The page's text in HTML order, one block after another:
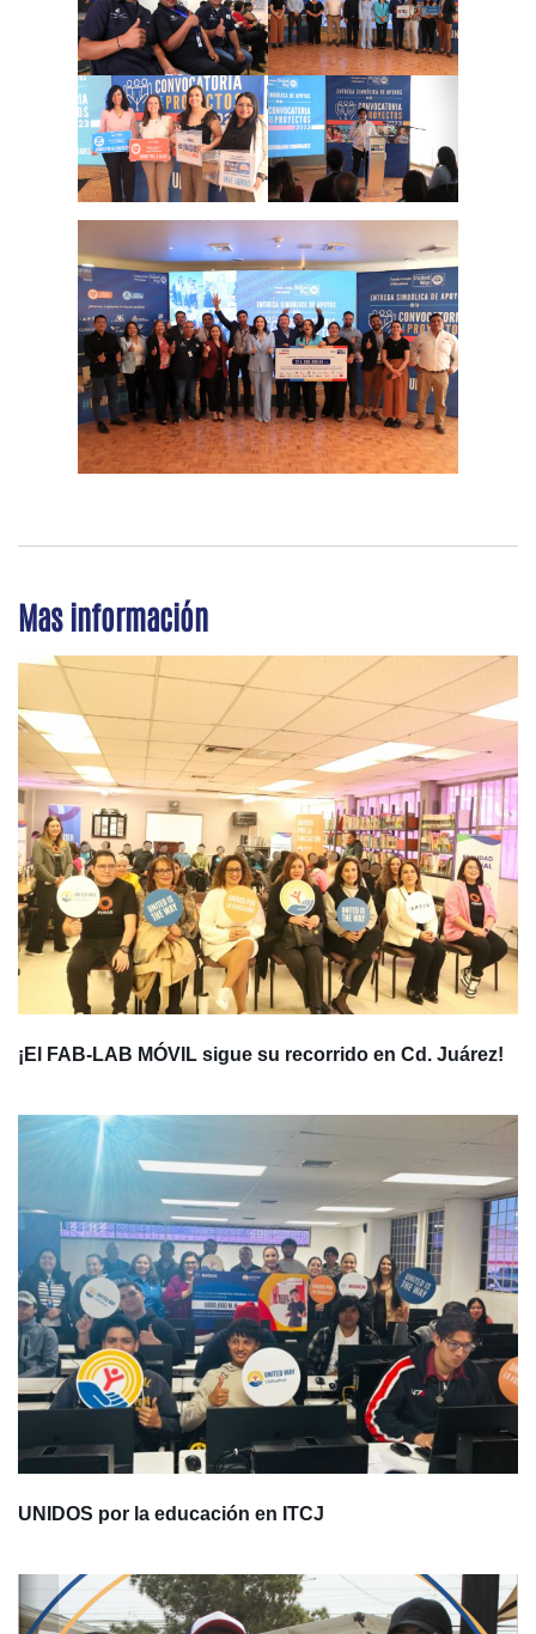
Mas información
¡El FAB-LAB MÓVIL sigue su recorrido en Cd. Juárez!
UNIDOS por la educación en ITCJ